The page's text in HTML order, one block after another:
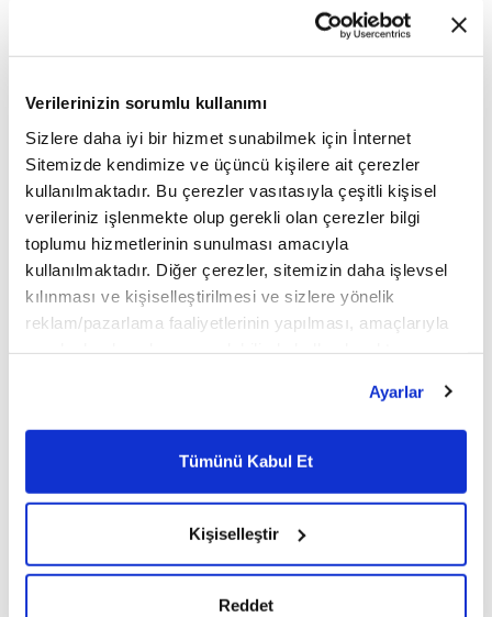
Verilerinizin sorumlu kullanımı
Sizlere daha iyi bir hizmet sunabilmek için İnternet
Sitemizde kendimize ve üçüncü kişilere ait çerezler
kullanılmaktadır. Bu çerezler vasıtasıyla çeşitli kişisel
verileriniz işlenmekte olup gerekli olan çerezler bilgi
toplumu hizmetlerinin sunulması amacıyla
kullanılmaktadır. Diğer çerezler, sitemizin daha işlevsel
kılınması ve kişiselleştirilmesi ve sizlere yönelik
reklam/pazarlama faaliyetlerinin yapılması, amaçlarıyla
belirleyebilirsiniz. Çerezlere ilişkin detaylı bilgi için
Ayarlar butonuna tıklayabilir,Çerez Bilgilendirme
Metnimizi ziyaret edebilirsiniz.
hazırlanmış olan İnternet Sitesi Aydınlatma Metnimizi
okumak ve sitemizi ziyaretiniz kapsamında
gerçekleştirilen veri işleme faaliyetleri ile ilgili daha
Ayarlar
Tümünü Kabul Et
Kişiselleştir
Reddet
Türkiye and Iraq expand
strategic cooperation across
sectors
Türkiye's Diplomacy | US-
Iran Pause Hostilities
Türkiye's Diplomacy | US-
Iran Gulf Standoff
Türkiye's Diplomacy |
Türkiye faced not just a coup
attempt, but also an invasion